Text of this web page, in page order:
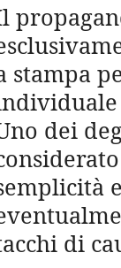
stampa
dei
di